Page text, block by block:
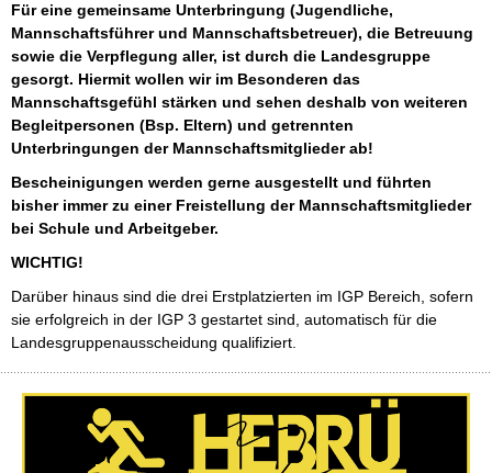
Für eine gemeinsame Unterbringung (Jugendliche,
Mannschaftsführer und Mannschaftsbetreuer), die Betreuung
sowie die Verpflegung aller, ist durch die Landesgruppe
gesorgt. Hiermit wollen wir im Besonderen das
Mannschaftsgefühl stärken und sehen deshalb von weiteren
Begleitpersonen (Bsp. Eltern) und getrennten
Unterbringungen der Mannschaftsmitglieder ab!
Bescheinigungen werden gerne ausgestellt und führten
bisher immer zu einer Freistellung der Mannschaftsmitglieder
bei Schule und Arbeitgeber.
WICHTIG!
Darüber hinaus sind die drei Erstplatzierten im IGP Bereich, sofern
sie erfolgreich in der IGP 3 gestartet sind, automatisch für die
Landesgruppenausscheidung qualifiziert.